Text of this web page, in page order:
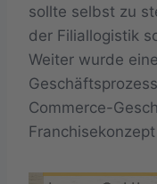
sollte selbst zu
der Filiallogistik
Weiter wurde
Commerce-